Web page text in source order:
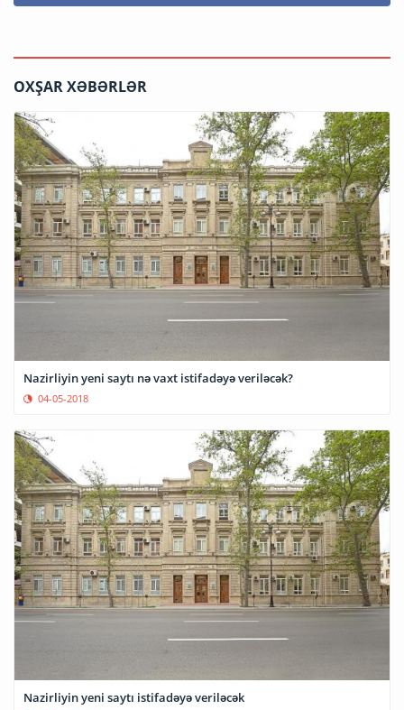
OXŞAR XƏBƏRLƏR
Nazirliyin yeni saytı nə vaxt istifadəyə veriləcək?
04-05-2018
Nazirliyin yeni saytı istifadəyə veriləcək